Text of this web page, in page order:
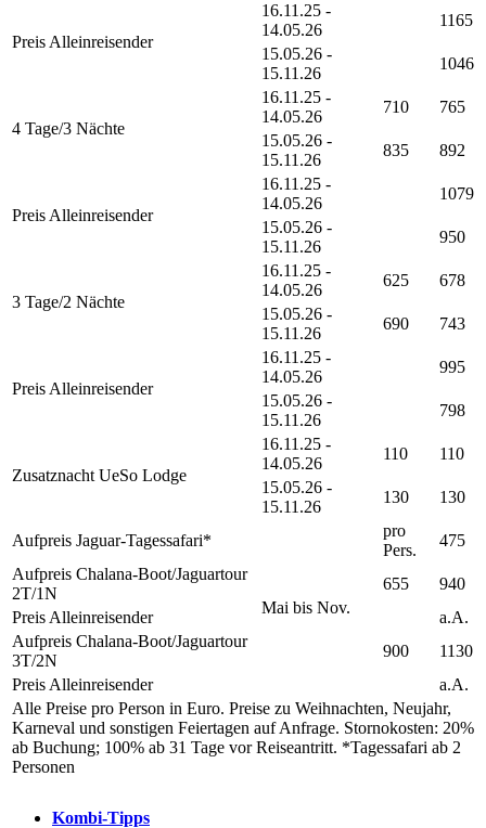
Preis Alleinreisender
16.11.25 -
14.05.26
1165
15.05.26 -
15.11.26
1046
4 Tage/3 Nächte
16.11.25 -
14.05.26
710
765
15.05.26 -
15.11.26
835 892
Preis Alleinreisender
16.11.25 -
14.05.26
1079
15.05.26 -
15.11.26
950
3 Tage/2 Nächte
16.11.25 -
14.05.26
625
678
15.05.26 -
15.11.26
690 743
Preis Alleinreisender
16.11.25 -
14.05.26
995
15.05.26 -
15.11.26
798
Zusatznacht UeSo Lodge
16.11.25 -
14.05.26
110
110
15.05.26 -
15.11.26
130 130
Aufpreis Jaguar-Tagessafari*
Mai bis Nov.
pro
Pers.
475
Aufpreis Chalana-Boot/Jaguartour
2T/1N
655
940
Preis Alleinreisender
a.A.
Aufpreis Chalana-Boot/Jaguartour
3T/2N
900
1130
Preis Alleinreisender
a.A.
Alle Preise pro Person in Euro. Preise zu Weihnachten, Neujahr,
Karneval und sonstigen Feiertagen auf Anfrage. Stornokosten: 20%
ab Buchung; 100% ab 31 Tage vor Reiseantritt. *Tagessafari ab 2
Personen
Kombi-Tipps